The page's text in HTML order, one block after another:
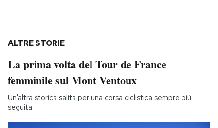
ALTRE STORIE
La prima volta del Tour de France
femminile sul Mont Ventoux
Un'altra storica salita per una corsa ciclistica sempre più
seguita